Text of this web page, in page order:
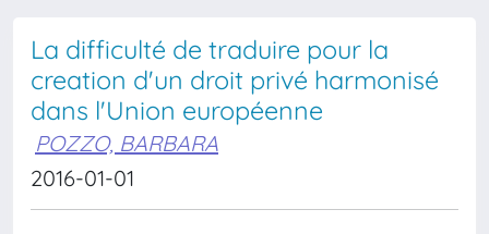
La difficulté de traduire pour la
creation d'un droit privé harmonisé
dans l'Union européenne
POZZO, BARBARA
2016-01-01